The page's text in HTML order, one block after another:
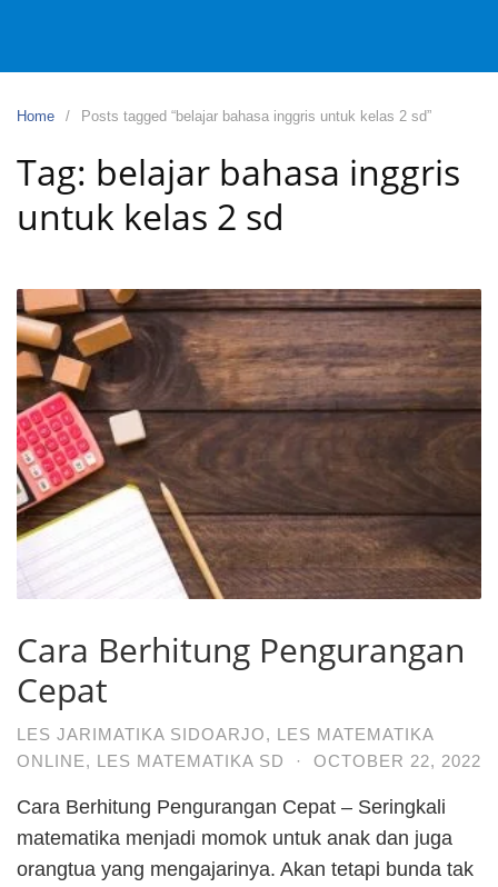
Home Posts tagged “belajar bahasa inggris untuk kelas 2 sd”
Tag: belajar bahasa inggris
untuk kelas 2 sd
Cara Berhitung Pengurangan
Cepat
LES JARIMATIKA SIDOARJO, LES MATEMATIKA
ONLINE, LES MATEMATIKA SD · OCTOBER 22, 2022
Cara Berhitung Pengurangan Cepat – Seringkali
matematika menjadi momok untuk anak dan juga
orangtua yang mengajarinya. Akan tetapi bunda tak